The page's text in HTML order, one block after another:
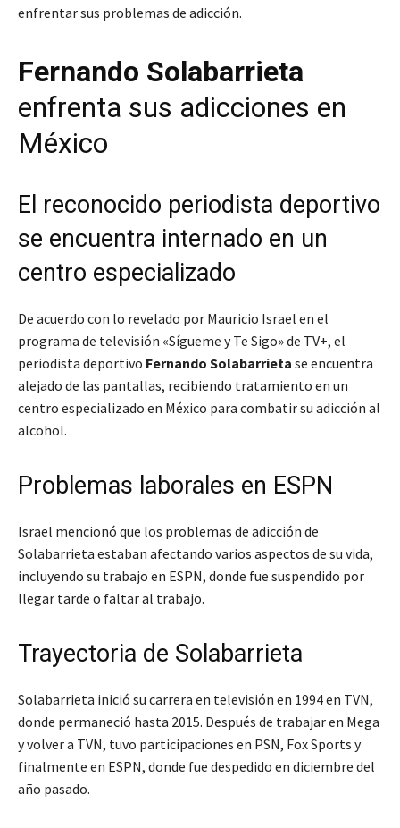
enfrentar sus problemas de adicción.
Fernando Solabarrieta
enfrenta sus adicciones en
México
El reconocido periodista deportivo
se encuentra internado en un
centro especializado
De acuerdo con lo revelado por Mauricio Israel en el
programa de televisión «Sígueme y Te Sigo» de TV+, el
periodista deportivo Fernando Solabarrieta se encuentra
alejado de las pantallas, recibiendo tratamiento en un
centro especializado en México para combatir su adicción al
alcohol.
Problemas laborales en ESPN
Israel mencionó que los problemas de adicción de
Solabarrieta estaban afectando varios aspectos de su vida,
incluyendo su trabajo en ESPN, donde fue suspendido por
llegar tarde o faltar al trabajo.
Trayectoria de Solabarrieta
Solabarrieta inició su carrera en televisión en 1994 en TVN,
donde permaneció hasta 2015. Después de trabajar en Mega
y volver a TVN, tuvo participaciones en PSN, Fox Sports y
finalmente en ESPN, donde fue despedido en diciembre del
año pasado.